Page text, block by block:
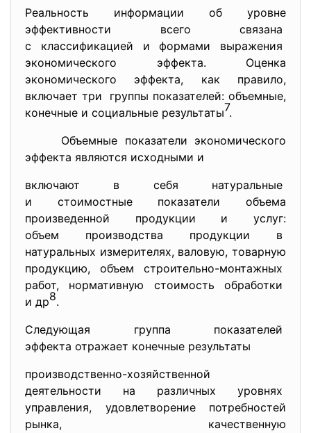
Реальность информации об уровне
эффективности всего связана
с классификацией и формами выражения
экономического эффекта. Оценка
экономического эффекта, как правило,
включает три группы показателей: объемные,
конечные и социальные результаты7.
Объемные показатели экономического
эффекта являются исходными и
включают в себя натуральные
и стоимостные показатели объема
произведенной продукции и услуг:
объем производства продукции в
натуральных измерителях, валовую, товарную
продукцию, объем строительно-монтажных
работ, нормативную стоимость обработки
и др8.
Следующая группа показателей
эффекта отражает конечные результаты
производственно-хозяйственной
деятельности на различных уровнях
управления, удовлетворение потребностей
рынка, качественную